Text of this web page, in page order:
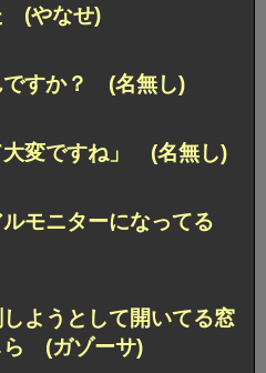
(やなせ)
ですか？ (名無し)
大変ですね」 (名無し)
モニターになってる
ようとして開いてる窓
ら (ガゾーサ)